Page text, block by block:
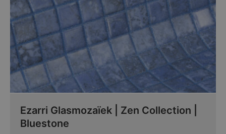
Ezarri Glasmozaïek | Zen Collection |
Bluestone